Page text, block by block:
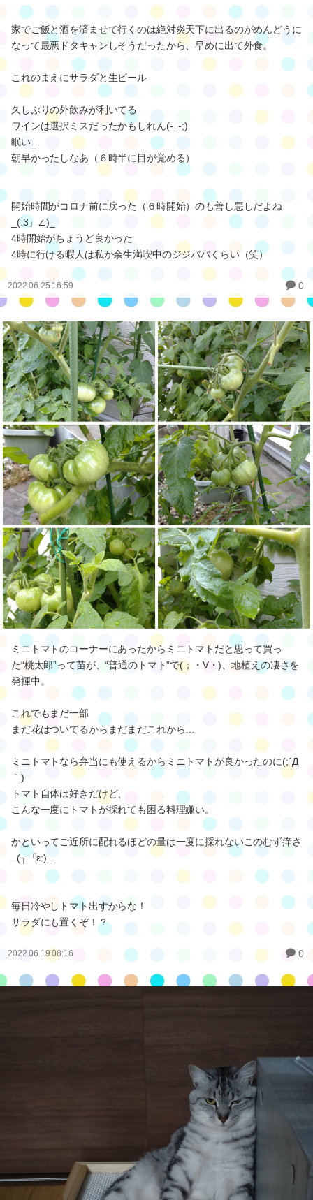
家でご飯と酒を済ませて行くのは絶対炎天下に出るのがめんどうに
なって最悪ドタキャンしそうだったから、早めに出て外食。
これのまえにサラダと生ビール
久しぶりの外飲みが利いてる
ワインは選択ミスだったかもしれん(-_-;)
眠い…
朝早かったしなあ（６時半に目が覚める）
開始時間がコロナ前に戻った（６時開始）のも善し悪しだよね
_(:3」∠)_
4時開始がちょうど良かった
4時に行ける暇人は私か余生満喫中のジジババくらい（笑）
2022.06.25 16:59 0
ミニトマトのコーナーにあったからミニトマトだと思って買っ
た“桃太郎”って苗が、“普通のトマト”で(；・∀・)、地植えの凄さを
発揮中。
これでもまだ一部
まだ花はついてるからまだまだこれから…
ミニトマトなら弁当にも使えるからミニトマトが良かったのに(;´Д
｀)
トマト自体は好きだけど、
こんな一度にトマトが採れても困る料理嫌い。
かといってご近所に配れるほどの量は一度に採れないこのむず痒さ
_(┐「ε:)_
毎日冷やしトマト出すからな！
サラダにも置くぞ！？
2022.06.19 08:16 0